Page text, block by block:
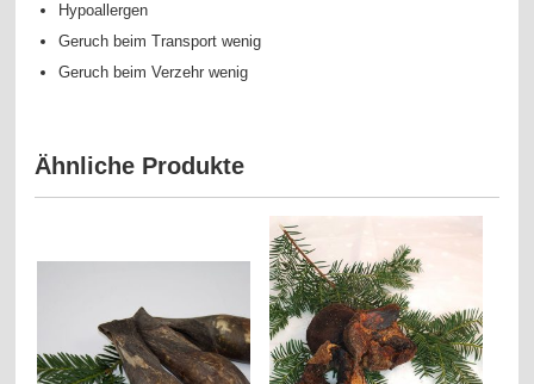
Hypoallergen
Geruch beim Transport wenig
Geruch beim Verzehr wenig
Ähnliche Produkte